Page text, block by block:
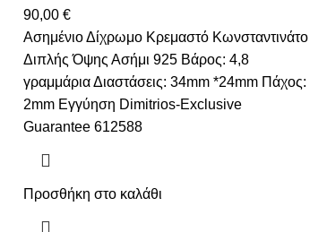
90,00 €
Ασημένιο Δίχρωμο Κρεμαστό Κωνσταντινάτο
Διπλής Όψης Ασήμι 925 Βάρος: 4,8
γραμμάρια Διαστάσεις: 34mm *24mm Πάχος:
2mm Εγγύηση Dimitrios-Exclusive
Guarantee 612588
Προσθήκη στο καλάθι